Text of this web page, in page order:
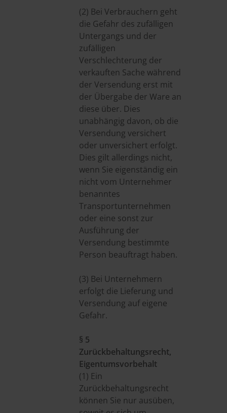
(2) Bei Verbrauchern geht
die Gefahr des zufälligen
Untergangs und der
zufälligen
Verschlechterung der
verkauften Sache während
der Versendung erst mit
der Übergabe der Ware an
diese über. Dies
unabhängig davon, ob die
Versendung versichert
oder unversichert erfolgt.
Dies gilt allerdings nicht,
wenn Sie eigenständig ein
nicht vom Unternehmer
benanntes
Transportunternehmen
oder eine sonst zur
Ausführung der
Versendung bestimmte
Person beauftragt haben.
(3) Bei Unternehmern
erfolgt die Lieferung und
Versendung auf eigene
Gefahr.
§ 5
Zurückbehaltungsrecht,
Eigentumsvorbehalt
(1) Ein
Zurückbehaltungsrecht
können Sie nur ausüben,